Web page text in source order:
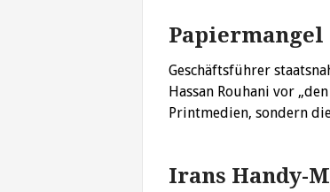
Geschäftsführer
Hassan Rouhani vor
Printmedien, sondern
Irans Handy-